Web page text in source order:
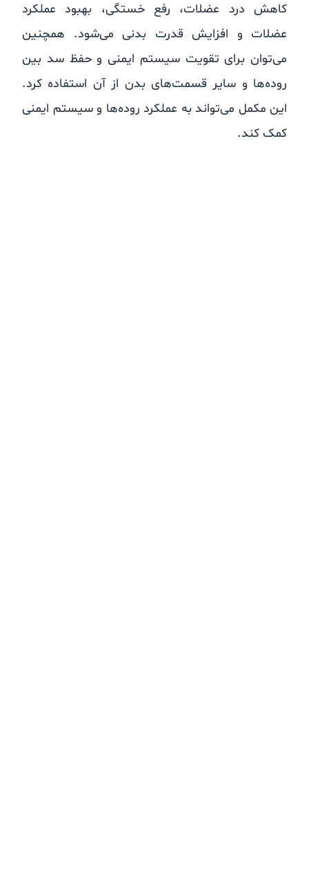
کاهش درد عضلات، رفع خستگی، بهبود عملکرد
عضلات و افزایش قدرت بدنی می‌شود. همچنین
می‌توان برای تقویت سیستم ایمنی و حفظ سد بین
روده‌ها و سایر قسمت‌های بدن از آن استفاده کرد.
این مکمل می‌تواند به عملکرد روده‌ها و سیستم ایمنی
کمک کند.